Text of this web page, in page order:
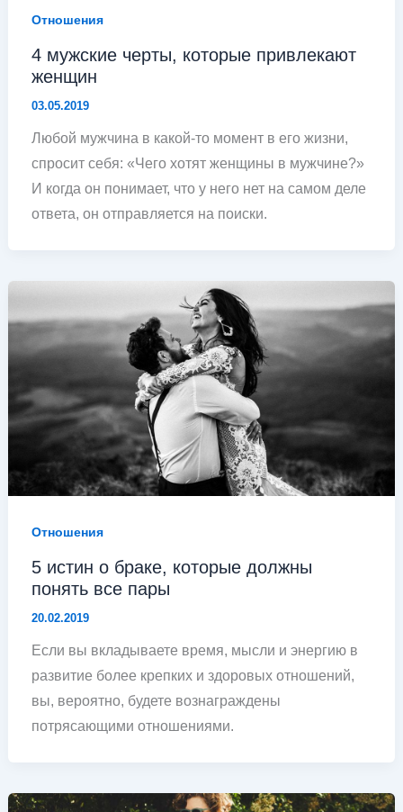
Отношения
4 мужские черты, которые привлекают
женщин
03.05.2019
Любой мужчина в какой-то момент в его жизни,
спросит себя: «Чего хотят женщины в мужчине?»
И когда он понимает, что у него нет на самом деле
ответа, он отправляется на поиски.
Отношения
5 истин о браке, которые должны
понять все пары
20.02.2019
Если вы вкладываете время, мысли и энергию в
развитие более крепких и здоровых отношений,
вы, вероятно, будете вознаграждены
потрясающими отношениями.